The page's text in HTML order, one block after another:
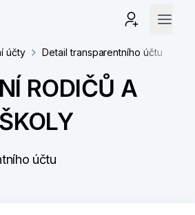
účty Detail transparentního účtu
RODIČŮ A
účtu